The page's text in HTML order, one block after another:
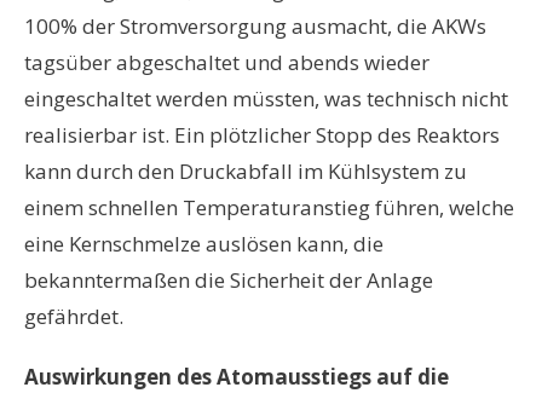
100% der Stromversorgung ausmacht, die AKWs
tagsüber abgeschaltet und abends wieder
eingeschaltet werden müssten, was technisch nicht
realisierbar ist. Ein plötzlicher Stopp des Reaktors
kann durch den Druckabfall im Kühlsystem zu
einem schnellen Temperaturanstieg führen, welche
eine Kernschmelze auslösen kann, die
bekanntermaßen die Sicherheit der Anlage
gefährdet.
Auswirkungen des Atomausstiegs auf die